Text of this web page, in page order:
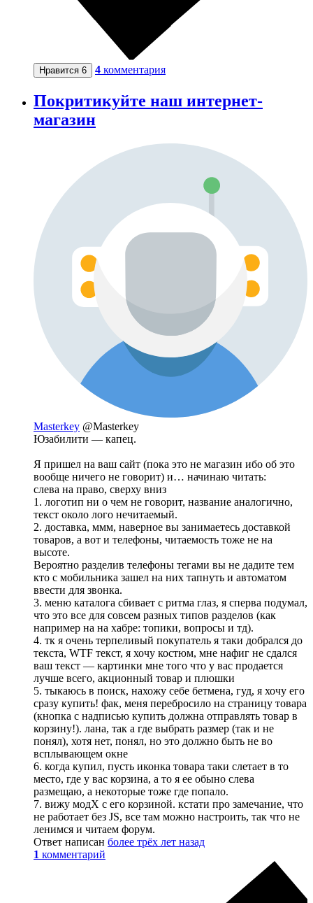
Нравится 6 4 комментария
Покритикуйте наш интернет-
магазин
Masterkey @Masterkey
Юзабилити — капец.
Я пришел на ваш сайт (пока это не магазин ибо об это
вообще ничего не говорит) и… начинаю читать:
слева на право, сверху вниз
1. логотип ни о чем не говорит, название аналогично,
текст около лого нечитаемый.
2. доставка, ммм, наверное вы занимаетесь доставкой
товаров, а вот и телефоны, читаемость тоже не на
высоте.
Вероятно разделив телефоны тегами вы не дадите тем
кто с мобильника зашел на них тапнуть и автоматом
ввести для звонка.
3. меню каталога сбивает с ритма глаз, я сперва подумал,
что это все для совсем разных типов разделов (как
например на на хабре: топики, вопросы и тд).
4. тк я очень терпеливый покупатель я таки добрался до
текста, WTF текст, я хочу костюм, мне нафиг не сдался
ваш текст — картинки мне того что у вас продается
лучше всего, акционный товар и плюшки
5. тыкаюсь в поиск, нахожу себе бетмена, гуд, я хочу его
сразу купить! фак, меня перебросило на страницу товара
(кнопка с надписью купить должна отправлять товар в
корзину!). лана, так а где выбрать размер (так и не
понял), хотя нет, понял, но это должно быть не во
всплывающем окне
6. когда купил, пусть иконка товара таки слетает в то
место, где у вас корзина, а то я ее обыно слева
размещаю, а некоторые тоже где попало.
7. вижу модХ с его корзиной. кстати про замечание, что
не работает без JS, все там можно настроить, так что не
ленимся и читаем форум.
Ответ написан более трёх лет назад
1 комментарий